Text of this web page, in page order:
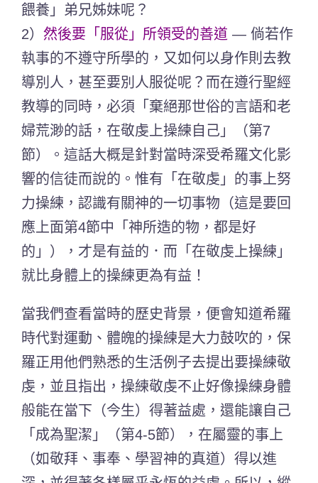
餵養」弟兄姊妹呢？
2） 然後要「服從」所領受的善道 — 倘若作
執事的不遵守所學的，又如何以身作則去教
導別人，甚至要別人服從呢？而在遵行聖經
教導的同時，必須「棄絕那世俗的言語和老
婦荒渺的話，在敬虔上操練自己」（第7
節）。這話大概是針對當時深受希羅文化影
響的信徒而說的。惟有「在敬虔」的事上努
力操練，認識有關神的一切事物（這是要回
應上面第4節中「神所造的物，都是好
的」），才是有益的．而「在敬虔上操練」
就比身體上的操練更為有益！
當我們查看當時的歷史背景，便會知道希羅
時代對運動、體魄的操練是大力鼓吹的，保
羅正用他們熟悉的生活例子去提出要操練敬
虔，並且指出，操練敬虔不止好像操練身體
般能在當下（今生）得著益處，還能讓自己
「成為聖潔」（第4-5節），在屬靈的事上
（如敬拜、事奉、學習神的真道）得以進